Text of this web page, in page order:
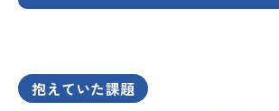
抱えていた課題